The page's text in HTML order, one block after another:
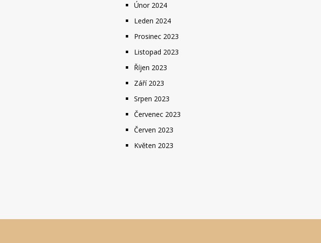
Únor 2024
Leden 2024
Prosinec 2023
Listopad 2023
Říjen 2023
Září 2023
Srpen 2023
Červenec 2023
Červen 2023
Květen 2023